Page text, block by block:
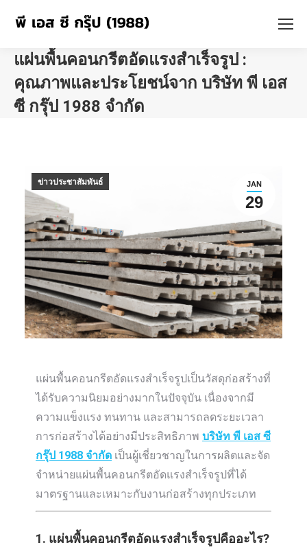
แผ่นพื้นคอนกรีตอัดแรงสำเร็จรูป :
คุณภาพและประโยชน์จาก บริษัท พี เอส
ซี กรุ๊ป 1988 จำกัด
JAN
29
ข่าวประชาสัมพันธ์
แผ่นพื้นคอนกรีตอัดแรงสำเร็จรูปเป็นวัสดุก่อสร้างที่
ได้รับความนิยมอย่างมากในปัจจุบัน เนื่องจากมี
ความแข็งแรง ทนทาน และสามารถลดระยะเวลา
การก่อสร้างได้อย่างมีประสิทธิภาพ บริษัท พี เอส ซี
กรุ๊ป 1988 จำกัด เป็นผู้เชี่ยวชาญในการผลิตและจัด
จำหน่ายแผ่นพื้นคอนกรีตอัดแรงสำเร็จรูปที่ได้
มาตรฐานและเหมาะกับงานก่อสร้างทุกประเภท
1. แผ่นพื้นคอนกรีตอัดแรงสำเร็จรูปคืออะไร?